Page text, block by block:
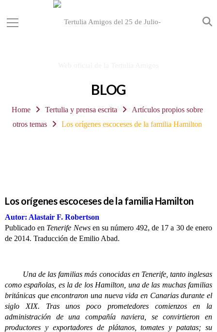
BLOG
Home Tertulia y prensa escrita
Artículos propios sobre
otros temas
Los orígenes escoceses de la familia Hamilton
Los orígenes escoceses de la familia Hamilton
Autor: Alastair F. Robertson
Publicado en Tenerife Newsen su número 492, de 17 a 30 de enero
de 2014. Traducción de Emilio Abad.
Una de las familias más conocidas en Tenerife, tanto inglesas
como españolas, es la de los Hamilton, una de las muchas familias
británicas que encontraron una nueva vida en Canarias durante el
siglo XIX. Tras unos poco prometedores comienzos en la
administración de una compañía naviera, se convirtieron en
productores y exportadores de plátanos, tomates y patatas; su